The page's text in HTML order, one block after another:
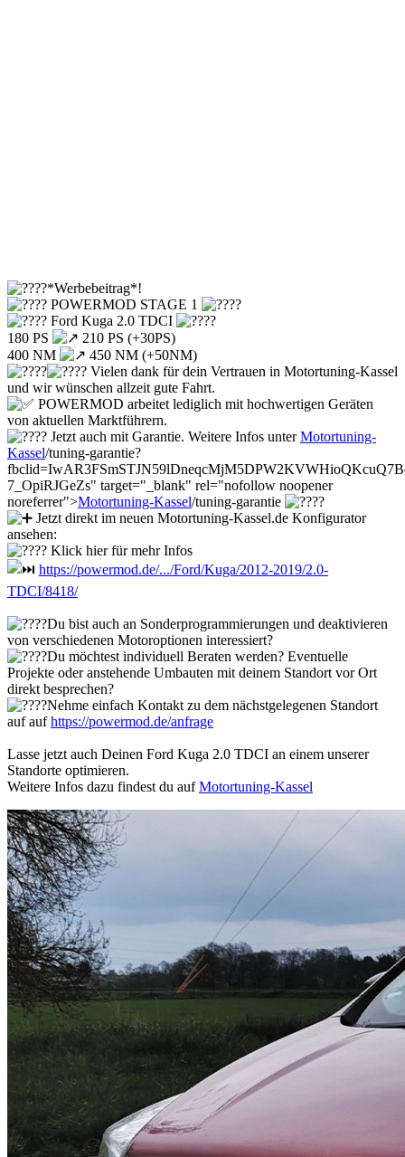
*Werbebeitrag*!
POWERMOD STAGE 1
Ford Kuga 2.0 TDCI
180 PS
210 PS (+30PS)
400 NM
450 NM (+50NM)
Vielen dank für dein Vertrauen in Motortuning-Kassel
und wir wünschen allzeit gute Fahrt.
POWERMOD arbeitet lediglich mit hochwertigen Geräten
von aktuellen Marktführern.
Jetzt auch mit Garantie. Weitere Infos unterMotortuning-
Kassel/tuning-garantie?
7_OpiRJGeZs" target="_blank" rel="nofollow noopener
noreferrer">Motortuning-Kassel/tuning-garantie
Jetzt direkt im neuen Motortuning-Kassel.de Konfigurator
ansehen:
Klick hier für mehr Infos
https://powermod.de/.../Ford/Kuga/2012-2019/2.0-
TDCI/8418/
Du bist auch an Sonderprogrammierungen und deaktivieren
von verschiedenen Motoroptionen interessiert?
Du möchtest individuell Beraten werden? Eventuelle
Projekte oder anstehende Umbauten mit deinem Standort vor Ort
direkt besprechen?
Nehme einfach Kontakt zu dem nächstgelegenen Standort
auf aufhttps://powermod.de/anfrage
Lasse jetzt auch Deinen Ford Kuga 2.0 TDCI an einem unserer
Standorte optimieren.
Weitere Infos dazu findest du aufMotortuning-Kassel